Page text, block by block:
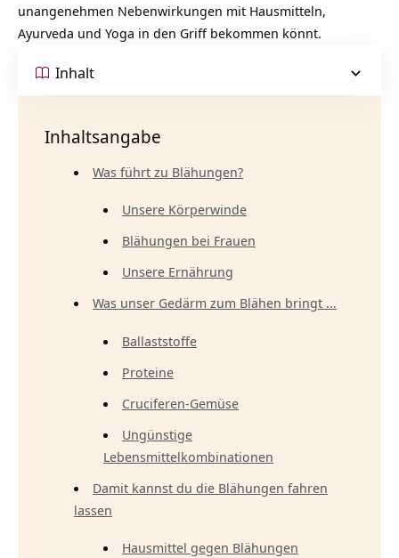
unangenehmen Nebenwirkungen mit Hausmitteln,
Ayurveda und Yoga in den Griff bekommen könnt.
Inhalt
Inhaltsangabe
Was führt zu Blähungen?
Unsere Körperwinde
Blähungen bei Frauen
Unsere Ernährung
Was unser Gedärm zum Blähen bringt …
Ballaststoffe
Proteine
Cruciferen-Gemüse
Ungünstige
Lebensmittelkombinationen
Damit kannst du die Blähungen fahren
lassen
Hausmittel gegen Blähungen